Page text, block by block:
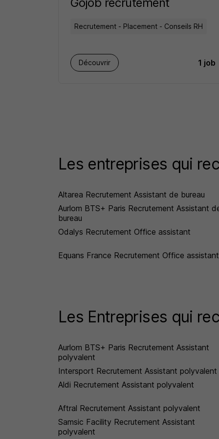
Recrutement - Placement - Conseils RH
Découvrir 1 job
Les entreprises qui
Altarea Recrutement Assistant de bureau
Aurlom BTS+ Paris Recrutement Assistant
bureau
Odalys Recrutement Office assistant
Equans France Recrutement Office assistant
Les Entreprises qui
Aurlom BTS+ Paris Recrutement Assistant
polyvalent
Intersport Recrutement Assistant polyvalent
Aldi Recrutement Assistant polyvalent
Aftral Recrutement Assistant polyvalent
Samsic Facility Recrutement Assistant
polyvalent